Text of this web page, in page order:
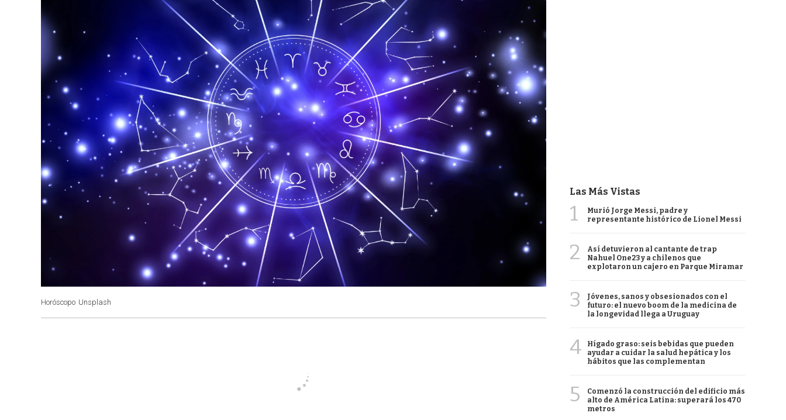
Horóscopo Unsplash
Las Más Vistas
1
Murió Jorge Messi, padre y
representante histórico de Lionel Messi
2
Así detuvieron al cantante de trap
Nahuel One23 y a chilenos que
explotaron un cajero en Parque Miramar
3
Jóvenes, sanos y obsesionados con el
futuro: el nuevo boom de la medicina de
la longevidad llega a Uruguay
4
Hígado graso: seis bebidas que pueden
ayudar a cuidar la salud hepática y los
hábitos que las complementan
5
Comenzó la construcción del edificio más
alto de América Latina: superará los 470
metros